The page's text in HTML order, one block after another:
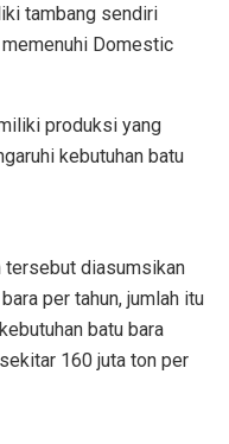
tambang sendiri
Domestic
produksi yang
kebutuhan batu
tersebut diasumsikan
per tahun, jumlah itu
batu bara
160 juta ton per